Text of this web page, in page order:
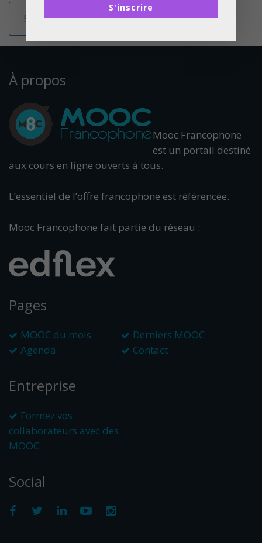
À propos
Mooc Francophone
est un portail destiné
aux cours en ligne ouverts à tous.
L’essentiel de l’offre francophone est référencée.
Mooc Francophone fait partie du réseau :
Pages
MOOC du mois
Derniers MOOC
Agenda
Contact
Entreprise
Formez vos
collaborateurs avec des
MOOC
Social
S'inscrire